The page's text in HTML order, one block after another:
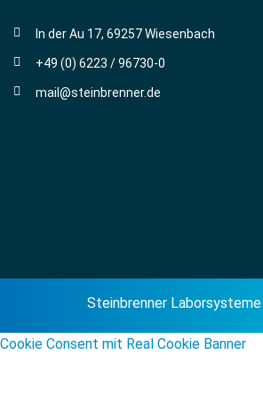
In der Au 17, 69257 Wiesenbach
+49 (0) 6223 / 96730-0
mail@steinbrenner.de
Steinbrenner
Cookie Consent mit Real Cookie Banner